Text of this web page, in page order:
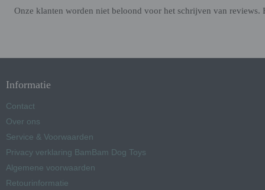
Onze klanten worden niet beloond voor het schrijven van reviews.
Informatie
Contact
Over ons
Service & Voorwaarden
Privacy verklaring BamBam Dog Toys
Algemene voorwaarden
Retourinformatie